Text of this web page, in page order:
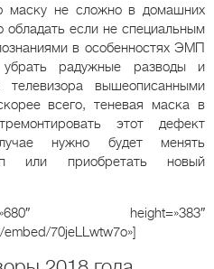
маску не сложно в домашних
обладать если не специальным
в особенностях ЭМП
радужные разводы и
вышеописанными
всего, теневая маска в
этот дефект
нужно будет менять
или приобретать новый
height=»383″
70jeLLwtw7o»]